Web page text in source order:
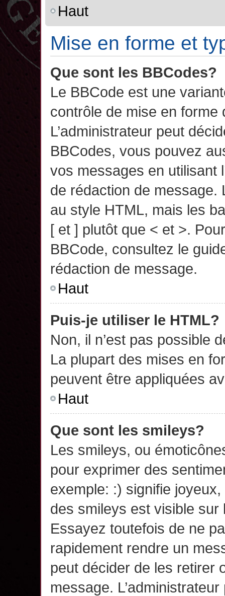
Haut
Mise en forme et
Que sont les BBCodes?
Le BBCode est une
contrôle de mise en forme
L’administrateur peut
BBCodes, vous pouvez
vos messages en utilisant
de rédaction de message.
au style HTML, mais les
[ et ] plutôt que < et >.
BBCode, consultez le
rédaction de message.
Haut
Puis-je utiliser le HTML?
Non, il n’est pas possible
La plupart des mises en
peuvent être appliquées
Haut
Que sont les smileys?
Les smileys, ou
pour exprimer des
exemple: :) signifie
des smileys est visible
Essayez toutefois de ne
rapidement rendre un
peut décider de les retirer
message.